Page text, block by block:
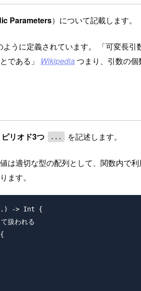
Parameters）について記載します。
うに定義されています。
可変長引
である
Wikipediaつまり、引数の個
ピリオド3つ ... を記述します。
は適切な型の配列として、関数内で利
ます。
-> Int {
扱われる